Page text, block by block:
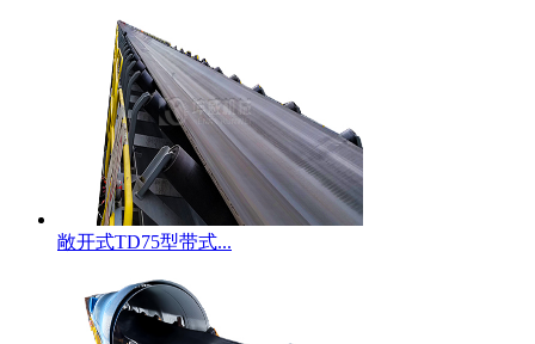
敞开式TD75型带式...